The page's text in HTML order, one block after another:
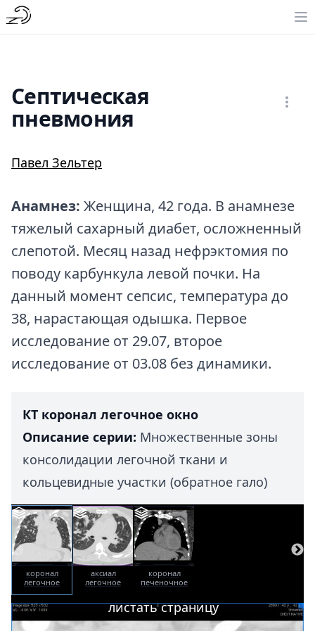
Септическая
пневмония
Павел Зельтер
Анамнез: Женщина, 42 года. В анамнезе
тяжелый сахарный диабет, осложненный
слепотой. Месяц назад нефрэктомия по
поводу карбункула левой почки. На
данный момент сепсис, температура до
38, нарастающая одышка. Первое
исследование от 29.07, второе
исследование от 03.08 без динамики.
КТ коронал легочное окно
Описание серии: Множественные зоны
консолидации легочной ткани и
кольцевидные участки (обратное гало)
коронал
легочное
аксиал
легочное
коронал
печеночное
листать страницу